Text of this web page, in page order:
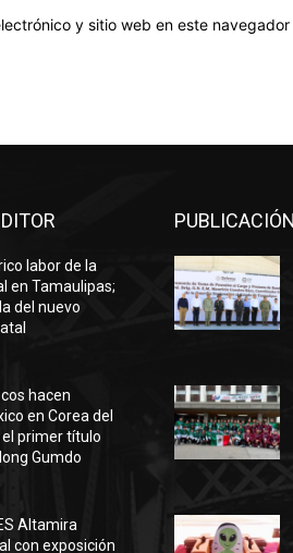
y sitio web en este
labor de la
en Tamaulipas;
del nuevo
hacen
en Corea del
primer título
Gumdo
Altamira
con exposición